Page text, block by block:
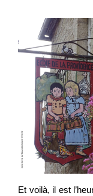
Et voilà, il est